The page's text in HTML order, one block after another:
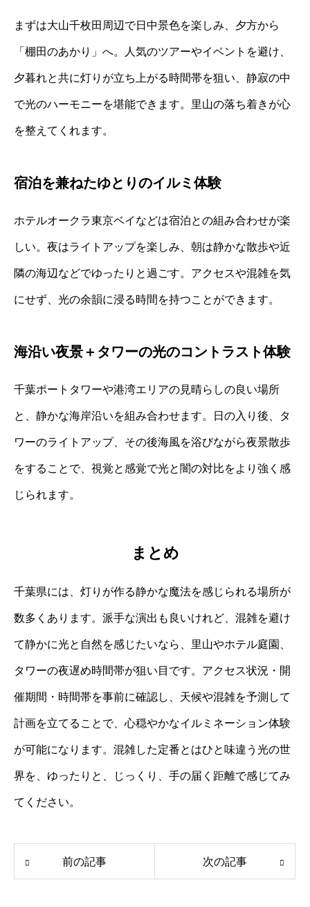
まずは大山千枚田周辺で日中景色を楽しみ、夕方から
「棚田のあかり」へ。人気のツアーやイベントを避け、
夕暮れと共に灯りが立ち上がる時間帯を狙い、静寂の中
で光のハーモニーを堪能できます。里山の落ち着きが心
を整えてくれます。
宿泊を兼ねたゆとりのイルミ体験
ホテルオークラ東京ベイなどは宿泊との組み合わせが楽
しい。夜はライトアップを楽しみ、朝は静かな散歩や近
隣の海辺などでゆったりと過ごす。アクセスや混雑を気
にせず、光の余韻に浸る時間を持つことができます。
海沿い夜景＋タワーの光のコントラスト体験
千葉ポートタワーや港湾エリアの見晴らしの良い場所
と、静かな海岸沿いを組み合わせます。日の入り後、タ
ワーのライトアップ、その後海風を浴びながら夜景散歩
をすることで、視覚と感覚で光と闇の対比をより強く感
じられます。
まとめ
千葉県には、灯りが作る静かな魔法を感じられる場所が
数多くあります。派手な演出も良いけれど、混雑を避け
て静かに光と自然を感じたいなら、里山やホテル庭園、
タワーの夜遅め時間帯が狙い目です。アクセス状況・開
催期間・時間帯を事前に確認し、天候や混雑を予測して
計画を立てることで、心穏やかなイルミネーション体験
が可能になります。混雑した定番とはひと味違う光の世
界を、ゆったりと、じっくり、手の届く距離で感じてみ
てください。
前の記事 次の記事